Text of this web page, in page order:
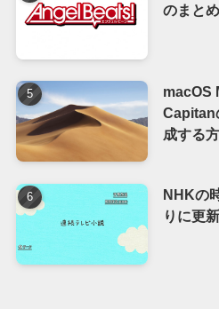
のまとめ
macOS
Capitan
成する
NHKの
りに更新